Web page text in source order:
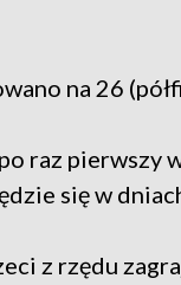
na 26
raz pierwszy
się w
z rzędu